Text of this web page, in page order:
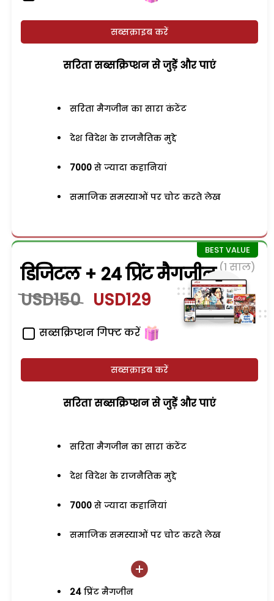
सब्सक्राइब करें
सरिता सब्सक्रिप्शन से जुड़ेें और पाएं
सरिता मैगजीन का सारा कंटेंट
देश विदेश के राजनैतिक मुद्दे
7000 से ज्यादा कहानियां
समाजिक समस्याओं पर चोट करते लेख
डिजिटल + 24 प्रिंट मैगजीन (1 साल)
USD150 USD129
सब्सक्रिप्शन गिफ्ट करें
सब्सक्राइब करें
सरिता सब्सक्रिप्शन से जुड़ेें और पाएं
सरिता मैगजीन का सारा कंटेंट
देश विदेश के राजनैतिक मुद्दे
7000 से ज्यादा कहानियां
समाजिक समस्याओं पर चोट करते लेख
24 प्रिंट मैगजीन